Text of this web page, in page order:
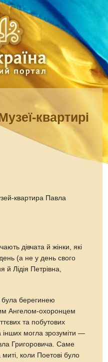
квартирі
квартира Павла
дівчата й жінки, які
(а не у день свого
й Лідія Петрівна,
була берегинею
Ангелом-охоронцем
та побутових
могла зрозуміти —
Григоровича. Саме
миті, коли Поетові було